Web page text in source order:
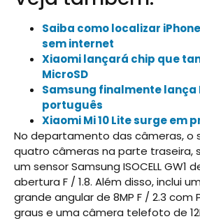
Saiba como localizar
sem internet
Xiaomi lançará chip que
MicroSD
Samsung finalmente lança
português
Xiaomi Mi 10 Lite surge em
No departamento das câmeras, o
quatro câmeras na parte traseira,
um sensor Samsung ISOCELL GW1
abertura F / 1.8. Além disso, inclui
grande angular de 8MP F / 2.3 com
graus e uma câmera telefoto de